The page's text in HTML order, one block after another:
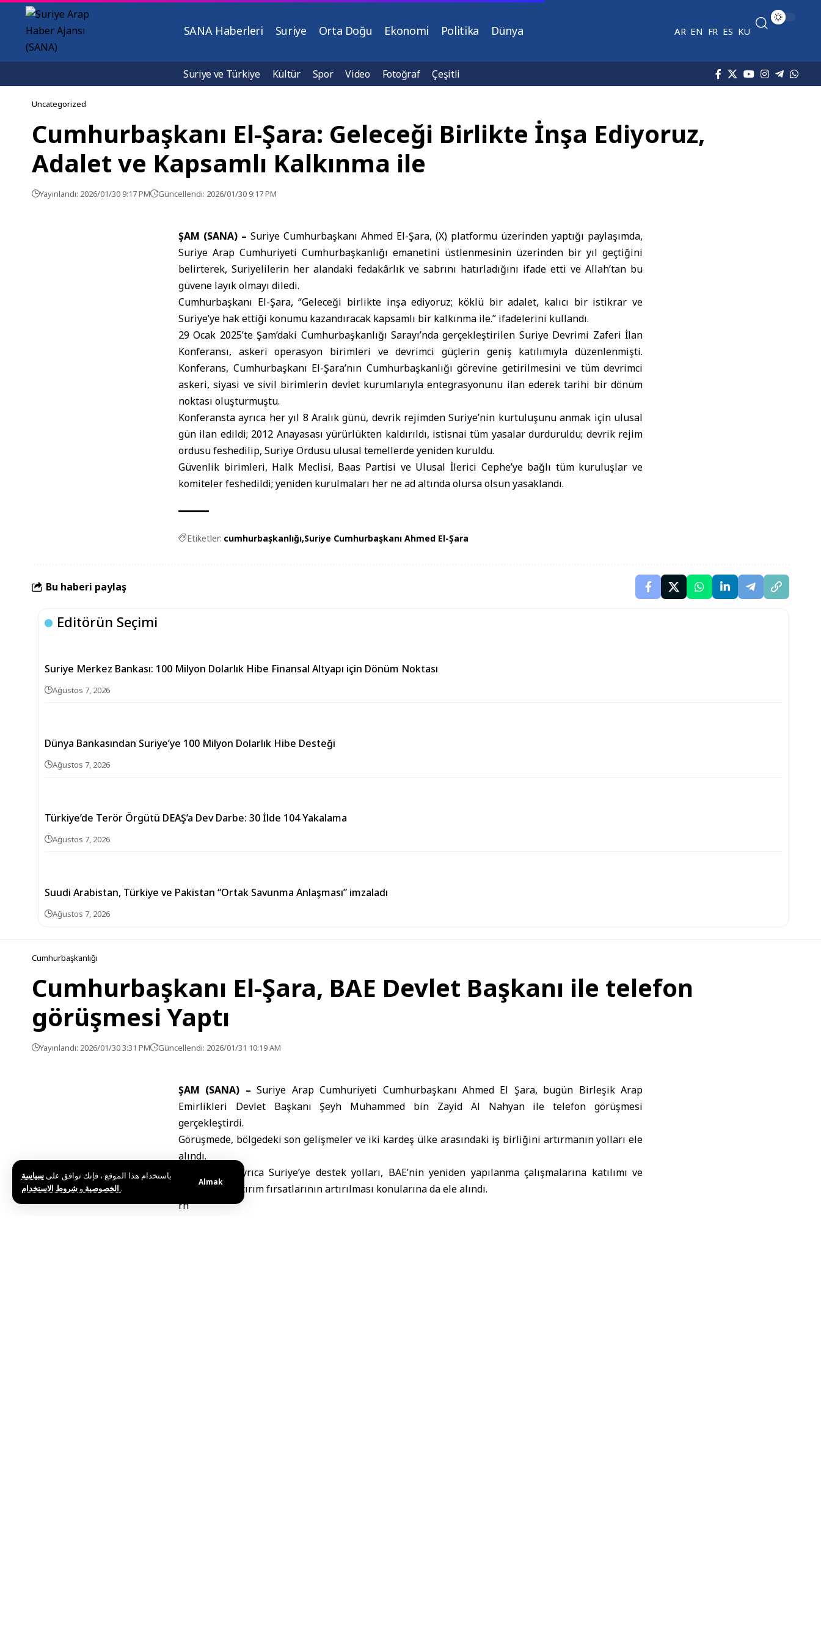
باستخدام هذا الموقع ، فإنك توافق علىسياسة
الخصوصية و .
Almak
SANA Haberleri Suriye Orta Doğu Ekonomi Politika Dünya AR EN FR ES KU
Suriye ve Türkiye Kültür Spor Video Fotoğraf Çeşitli
Uncategorized
Cumhurbaşkanı El-Şara: Geleceği Birlikte İnşa Ediyoruz,
Adalet ve Kapsamlı Kalkınma ile
Yayınlandı: 2026/01/30 9:17 PM Güncellendi: 2026/01/30 9:17 PM
ŞAM (SANA) – Suriye Cumhurbaşkanı Ahmed El-Şara, (X) platformu üzerinden yaptığı paylaşımda,
Suriye Arap Cumhuriyeti Cumhurbaşkanlığı emanetini üstlenmesinin üzerinden bir yıl geçtiğini
belirterek, Suriyelilerin her alandaki fedakârlık ve sabrını hatırladığını ifade etti ve Allah’tan bu
güvene layık olmayı diledi.
Cumhurbaşkanı El-Şara, “Geleceği birlikte inşa ediyoruz; köklü bir adalet, kalıcı bir istikrar ve
Suriye’ye hak ettiği konumu kazandıracak kapsamlı bir kalkınma ile.” ifadelerini kullandı.
29 Ocak 2025’te Şam’daki CumhurbaşkanlığıSarayı’nda gerçekleştirilen Suriye Devrimi Zaferi İlan
Konferansı, askeri operasyon birimleri ve devrimci güçlerin geniş katılımıyla düzenlenmişti.
Konferans, Cumhurbaşkanı El-Şara’nın Cumhurbaşkanlığı görevine getirilmesini ve tüm devrimci
askeri, siyasi ve sivil birimlerin devlet kurumlarıyla entegrasyonunu ilan ederek tarihi bir dönüm
noktası oluşturmuştu.
Konferansta ayrıca her yıl 8 Aralık günü, devrik rejimden Suriye’nin kurtuluşunu anmak için ulusal
gün ilan edildi; 2012 Anayasası yürürlükten kaldırıldı, istisnai tüm yasalar durduruldu; devrik rejim
ordusu feshedilip, Suriye Ordusu ulusal temellerde yeniden kuruldu.
Güvenlik birimleri, Halk Meclisi, Baas Partisi ve Ulusal İlerici Cephe’ye bağlı tüm kuruluşlar ve
komiteler feshedildi; yeniden kurulmaları her ne ad altında olursa olsun yasaklandı.
Etiketler: cumhurbaşkanlığı Suriye Cumhurbaşkanı Ahmed El-Şara
Bu haberi paylaş
Editörün Seçimi
Suriye Merkez Bankası: 100 Milyon Dolarlık Hibe Finansal Altyapı için Dönüm Noktası
Ağustos 7, 2026
Dünya Bankasından Suriye’ye 100 Milyon Dolarlık Hibe Desteği
Ağustos 7, 2026
Türkiye’de Terör Örgütü DEAŞ’a Dev Darbe: 30 İlde 104 Yakalama
Ağustos 7, 2026
Suudi Arabistan, Türkiye ve Pakistan “Ortak Savunma Anlaşması” imzaladı
Ağustos 7, 2026
Cumhurbaşkanlığı
Cumhurbaşkanı El-Şara, BAE Devlet Başkanı ile telefon
görüşmesi Yaptı
Yayınlandı: 2026/01/30 3:31 PM Güncellendi: 2026/01/31 10:19 AM
ŞAM (SANA) –Suriye Arap Cumhuriyeti Cumhurbaşkanı Ahmed El Şara, bugün Birleşik Arap
Emirlikleri Devlet Başkanı Şeyh Muhammed bin Zayid Al Nahyan ile telefon görüşmesi
gerçekleştirdi.
Görüşmede, bölgedeki son gelişmeler ve iki kardeş ülke arasındaki iş birliğini artırmanın yolları ele
alındı.
Görüşmede ayrıca Suriye’ye destek yolları, BAE’nin yeniden yapılanma çalışmalarına katılımı ve
Suriye’deki yatırım fırsatlarının artırılması konularına da ele alındı.
rh